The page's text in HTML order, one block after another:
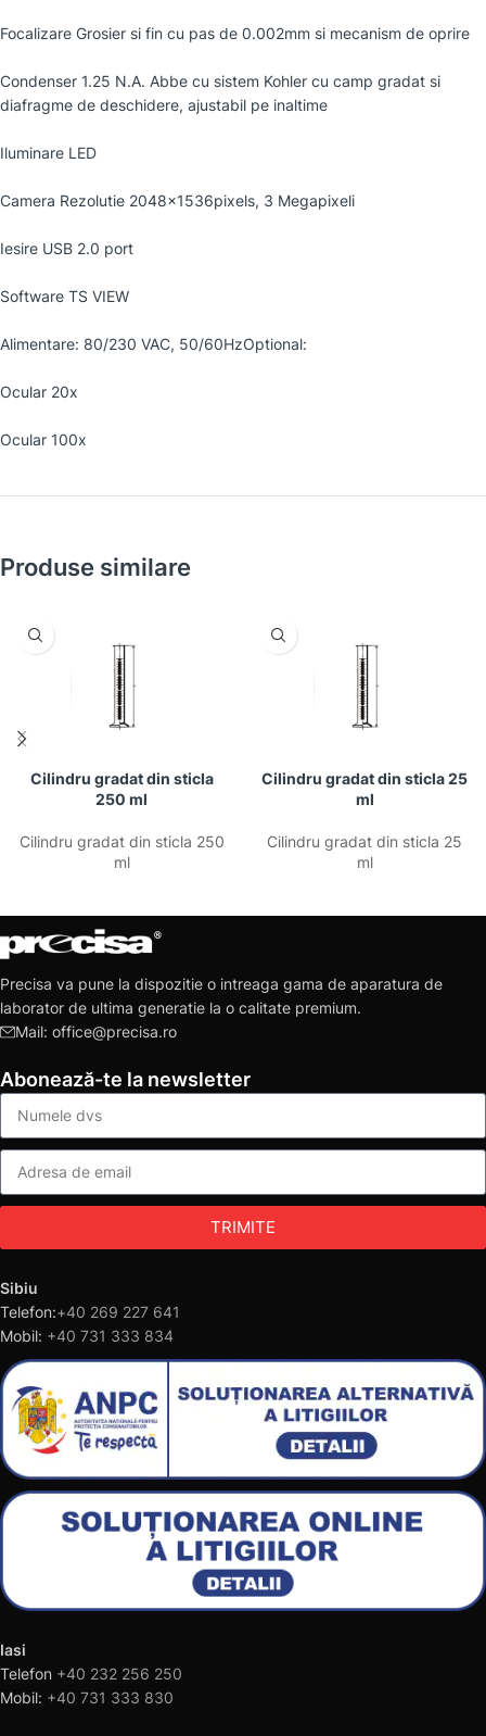
Focalizare Grosier si fin cu pas de 0.002mm si mecanism de oprire
Condenser 1.25 N.A. Abbe cu sistem Kohler cu camp gradat si
diafragme de deschidere, ajustabil pe inaltime
Iluminare LED
Camera Rezolutie 2048x1536pixels, 3 Megapixeli
Iesire USB 2.0 port
Software TS VIEW
Alimentare: 80/230 VAC, 50/60HzOptional:
Ocular 20x
Ocular 100x
Produse similare
Cilindru gradat din sticla
250 ml
Cilindru gradat din sticla 250
ml
Cilindru gradat din sticla 25
ml
Cilindru gradat din sticla 25
ml
Precisa va pune la dispozitie o intreaga gama de aparatura de
laborator de ultima generatie la o calitate premium.
Mail: office@precisa.ro
Abonează-te la newsletter
TRIMITE
Sibiu
Telefon:+40 269 227 641
Mobil: +40 731 333 834
Iasi
Telefon +40 232 256 250
Mobil: +40 731 333 830